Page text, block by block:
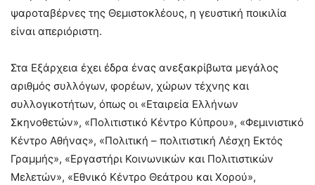
ψαροταβέρνες της Θεμιστοκλέους, η γευστική ποικιλία
είναι απεριόριστη.
Στα Εξάρχεια έχει έδρα ένας ανεξακρίβωτα μεγάλος
αριθμός συλλόγων, φορέων, χώρων τέχνης και
συλλογικοτήτων, όπως οι «Εταιρεία Ελλήνων
Σκηνοθετών», «Πολιτιστικό Κέντρο Κύπρου», «Φεμινιστικό
Κέντρο Αθήνας», «Πολιτική – πολιτιστική Λέσχη Εκτός
Γραμμής», «Εργαστήρι Κοινωνικών και Πολιτιστικών
Μελετών», «Εθνικό Κέντρο Θεάτρου και Χορού»,